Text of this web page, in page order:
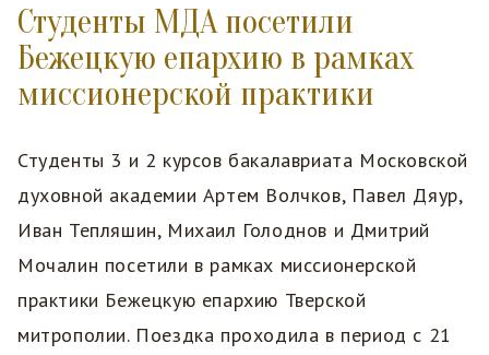
Студенты МДА посетили
Бежецкую епархию в рамках
миссионерской практики
Студенты 3 и 2 курсов бакалавриата Московской
духовной академии Артем Волчков, Павел Дяур,
Иван Тепляшин, Михаил Голоднов и Дмитрий
Мочалин посетили в рамках миссионерской
практики Бежецкую епархию Тверской
митрополии. Поездка проходила в период с 21